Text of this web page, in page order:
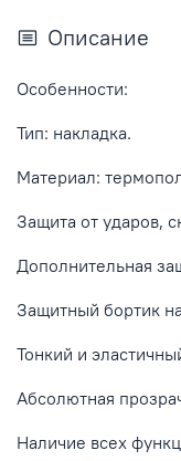
Описание
Особенности:
Тип: накладка.
Материал:
Защита от ударов,
Дополнительная
Защитный бортик
Тонкий и
Абсолютная
Наличие всех